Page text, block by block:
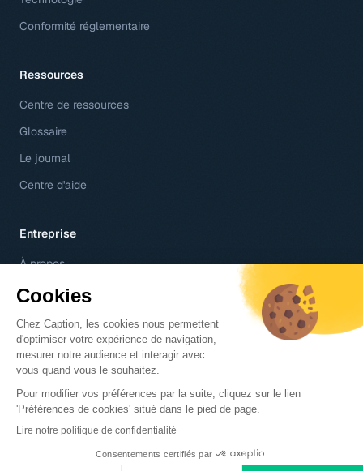
Conformité réglementaire
Ressources
Centre de ressources
Glossaire
Le journal
Centre d'aide
Entreprise
À propos
Contact
Jobs
© 2026 Caption SA – 6 rue d'Antin 75002 Paris, France
Conditions généralesCentre de réglementation